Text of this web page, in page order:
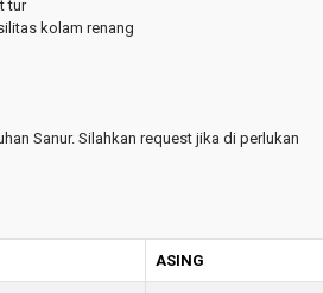
tur
kolam renang
Sanur. Silahkan request jika di perlukan
ASING